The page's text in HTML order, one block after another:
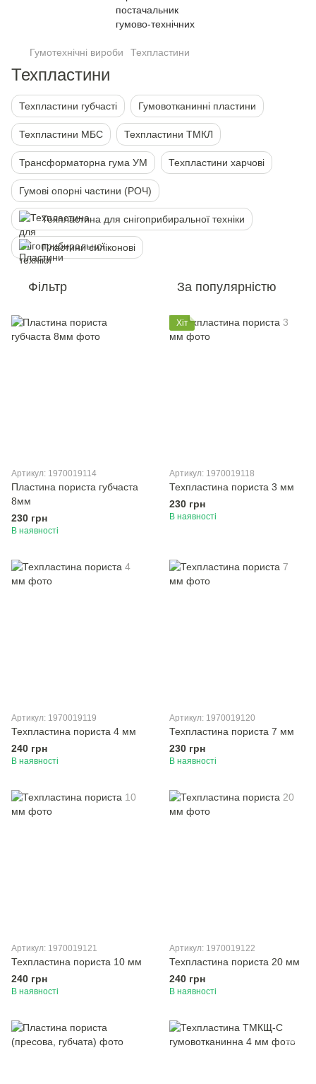
Гумотехнічні вироби Техпластини
Техпластини
Техпластини губчасті Гумовотканинні пластини
Техпластини МБС Техпластини ТМКЛ
Трансформаторна гума УМ Техпластини харчові
Гумові опорні частини (РОЧ)
Техпластина для снігоприбиральної техніки
Пластини силіконові
Фільтр За популярністю
Артикул: 1970019114
Пластина пориста губчаста
8мм
230 грн
В наявності
Хіт
Артикул: 1970019118
Техпластина пориста 3 мм
230 грн
В наявності
Артикул: 1970019119
Техпластина пориста 4 мм
240 грн
В наявності
Артикул: 1970019120
Техпластина пориста 7 мм
230 грн
В наявності
Артикул: 1970019121
Техпластина пориста 10 мм
240 грн
В наявності
Артикул: 1970019122
Техпластина пориста 20 мм
240 грн
В наявності